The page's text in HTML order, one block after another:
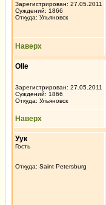
Зарегистрирован: 27.05.2011
Суждений: 1866
Откуда: Ульяновск
Наверх
Olle
Зарегистрирован: 27.05.2011
Суждений: 1866
Откуда: Ульяновск
Наверх
Уук
Гость
Откуда: Saint Petersburg